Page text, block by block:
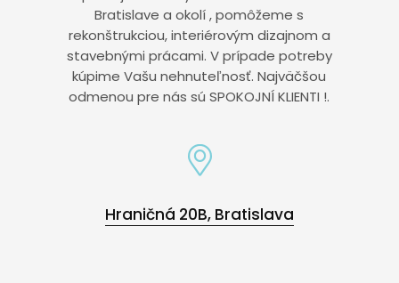
Bratislave a okolí , pomôžeme s
rekonštrukciou, interiérovým dizajnom a
stavebnými prácami. V prípade potreby
kúpime Vašu nehnuteľnosť. Najväčšou
odmenou pre nás sú SPOKOJNÍ KLIENTI !.
Hraničná 20B, Bratislava